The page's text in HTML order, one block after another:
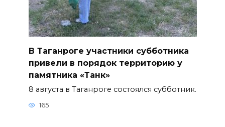
В Таганроге участники субботника
привели в порядок территорию у
памятника «Танк»
8 августа в Таганроге состоялся субботник.
165